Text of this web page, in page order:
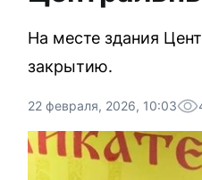
На месте здания
закрытию.
22 февраля, 2026, 10:03